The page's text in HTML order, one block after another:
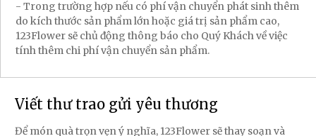
- Trong trường hợp nếu có phí vận chuyển phát sinh thêm
do kích thước sản phẩm lớn hoặc giá trị sản phẩm cao,
123Flower sẽ chủ động thông báo cho Quý Khách về việc
tính thêm chi phí vận chuyển sản phẩm.
Viết thư trao gửi yêu thương
Để món quà trọn vẹn ý nghĩa, 123Flower sẽ thay soạn và